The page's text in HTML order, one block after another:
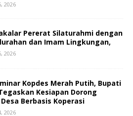
2026
Pererat Silaturahmi dengan
dan Imam Lingkungan,
2026
Kopdes Merah Putih, Bupati
Kesiapan Dorong
Berbasis Koperasi
2026